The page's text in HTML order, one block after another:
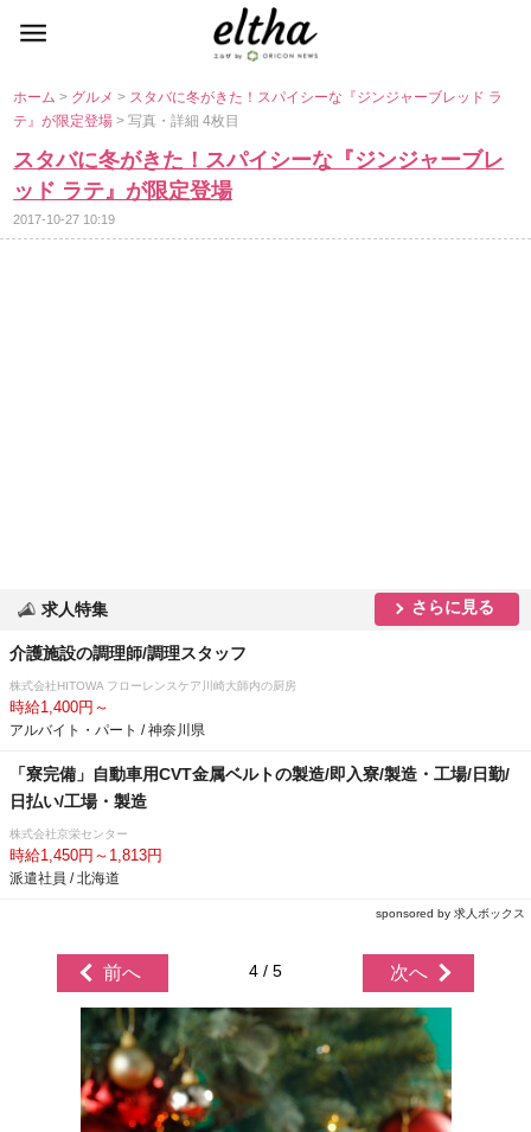
ホーム> グルメ> スタバに冬がきた！スパイシーな『ジンジャーブレッド ラ
テ』が限定登場> 写真・詳細 4枚目
スタバに冬がきた！スパイシーな『ジンジャーブレ
ッド ラテ』が限定登場
2017-10-27 10:19
求人特集 さらに見る
介護施設の調理師/調理スタッフ
株式会社HITOWA フローレンスケア川崎大師内の厨房
時給1,400円～
アルバイト・パート / 神奈川県
「寮完備」自動車用CVT金属ベルトの製造/即入寮/製造・工場/日勤/
日払い/工場・製造
株式会社京栄センター
時給1,450円～1,813円
派遣社員 / 北海道
sponsored by 求人ボックス
前へ 4 / 5 次へ